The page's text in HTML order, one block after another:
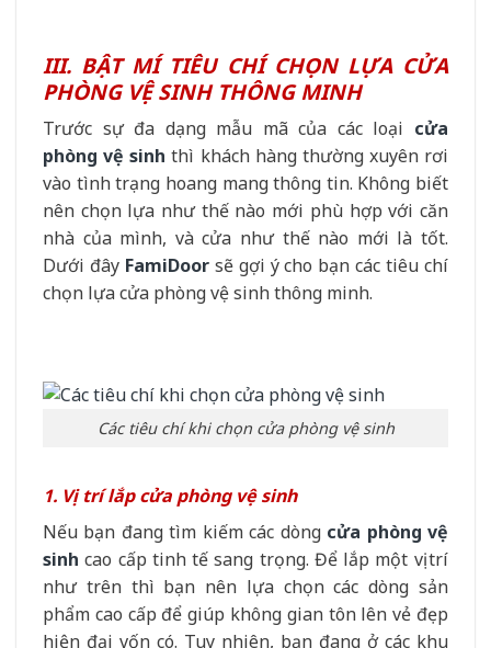
III. BẬT MÍ TIÊU CHÍ CHỌN LỰA CỬA
PHÒNG VỆ SINH THÔNG MINH
Trước sự đa dạng mẫu mã của các loại cửa
phòng vệ sinh thì khách hàng thường xuyên rơi
vào tình trạng hoang mang thông tin. Không biết
nên chọn lựa như thế nào mới phù hợp với căn
nhà của mình, và cửa như thế nào mới là tốt.
Dưới đây FamiDoor sẽ gợi ý cho bạn các tiêu chí
chọn lựa cửa phòng vệ sinh thông minh.
Các tiêu chí khi chọn cửa phòng vệ sinh
1. Vị trí lắp cửa phòng vệ sinh
Nếu bạn đang tìm kiếm các dòng cửa phòng vệ
sinh cao cấp tinh tế sang trọng. Để lắp một vị trí
như trên thì bạn nên lựa chọn các dòng sản
phẩm cao cấp để giúp không gian tôn lên vẻ đẹp
hiện đại vốn có. Tuy nhiên, bạn đang ở các khu